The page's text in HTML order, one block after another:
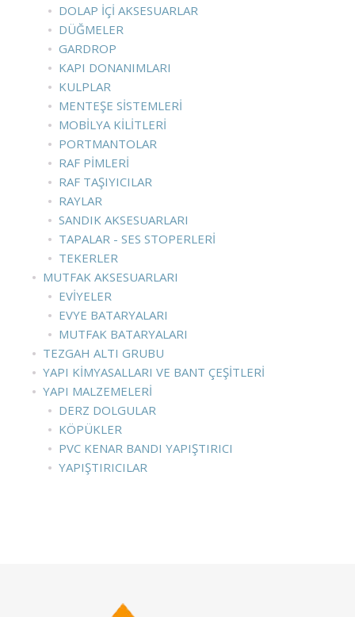
DOLAP İÇI AKSESUARLAR
DÜĞMELER
GARDROP
KAPI DONANIMLARI
KULPLAR
MENTEŞE SISTEMLERI
MOBILYA KILITLERI
PORTMANTOLAR
RAF PIMLERI
RAF TAŞIYICILAR
RAYLAR
SANDIK AKSESUARLARI
TAPALAR - SES STOPERLERI
TEKERLER
MUTFAK AKSESUARLARI
EVIYELER
EVYE BATARYALARI
MUTFAK BATARYALARI
TEZGAH ALTI GRUBU
YAPI KIMYASALLARI VE BANT ÇEŞITLERI
YAPI MALZEMELERI
DERZ DOLGULAR
KÖPÜKLER
PVC KENAR BANDI YAPIŞTIRICI
YAPIŞTIRICILAR